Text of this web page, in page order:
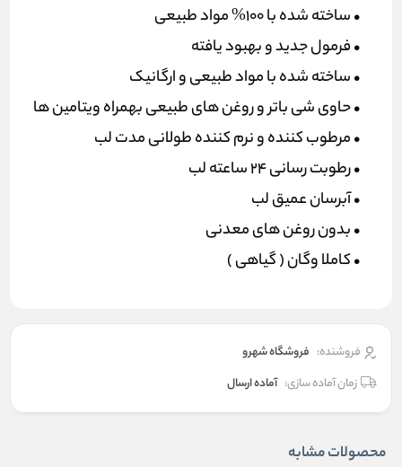
• ساخته شده با 100% مواد طبیعی
• فرمول جدید و بهبود یافته
• ساخته شده با مواد طبیعی و ارگانیک
• حاوی شی باتر و روغن های طبیعی بهمراه ویتامین ها
• مرطوب کننده و نرم کننده طولانی مدت لب
• رطوبت رسانی 24 ساعته لب
• آبرسان عمیق لب
• بدون روغن های معدنی
• کاملا وگان ( گیاهی )
فروشنده: فروشگاه شهرو
زمان آماده سازی: آماده ارسال
محصولات مشابه